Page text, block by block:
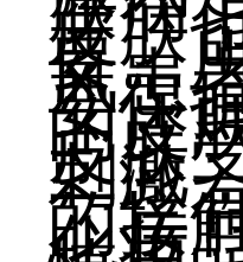
皮肤
要。
风患
要保
的皮
皮肤
刺激
一些
的接